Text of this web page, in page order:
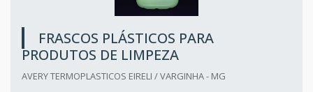
FRASCOS PLÁSTICOS PARA
PRODUTOS DE LIMPEZA
AVERY TERMOPLASTICOS EIRELI / VARGINHA - MG